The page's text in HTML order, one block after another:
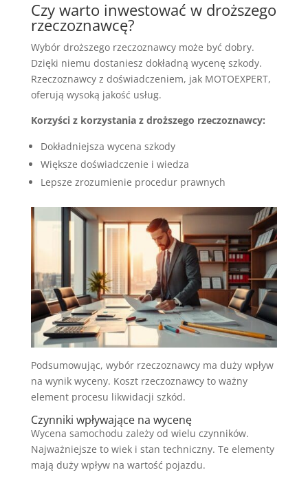
Czy warto inwestować w droższego
rzeczoznawcę?
Wybór droższego rzeczoznawcy może być dobry.
Dzięki niemu dostaniesz dokładną wycenę szkody.
Rzeczoznawcy z doświadczeniem, jak MOTOEXPERT,
oferują wysoką jakość usług.
Korzyści z korzystania z droższego rzeczoznawcy:
Dokładniejsza wycena szkody
Większe doświadczenie i wiedza
Lepsze zrozumienie procedur prawnych
Podsumowując, wybór rzeczoznawcy ma duży wpływ
na wynik wyceny. Koszt rzeczoznawcy to ważny
element procesu likwidacji szkód.
Czynniki wpływające na wycenę
Wycena samochodu zależy od wielu czynników.
Najważniejsze to wiek i stan techniczny. Te elementy
mają duży wpływ na wartość pojazdu.